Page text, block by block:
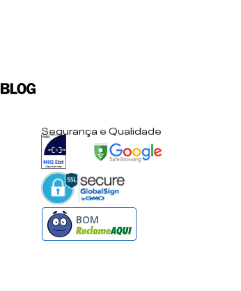
Segurança e Qualidade
BOM